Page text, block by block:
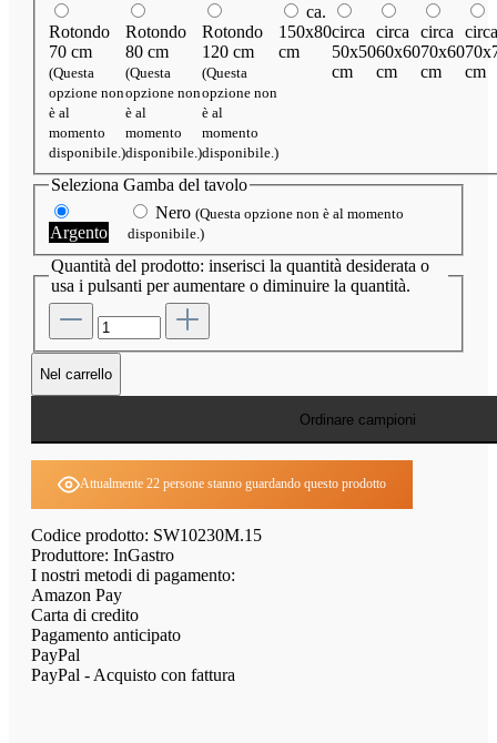
Rotondo
70 cm
(Questa
opzione non
è al
momento
disponibile.)
Rotondo
80 cm
(Questa
opzione non
è al
momento
disponibile.)
Rotondo
120 cm
(Questa
opzione non
è al
momento
disponibile.)
ca.
150x80
cm
circa
50x50
cm
circa
60x60
cm
circa
70x60
cm
circa
cm
Seleziona Gamba del tavolo
Argento
Nero(Questa opzione non è al momento
disponibile.)
Quantità del prodotto: inserisci la quantità desiderata o
usa i pulsanti per aumentare o diminuire la quantità.
Nel carrello
Ordinare campioni
Attualmente 22 persone stanno guardando questo prodotto
Codice prodotto: SW10230M.15
Produttore: InGastro
I nostri metodi di pagamento:
Amazon Pay
Carta di credito
Pagamento anticipato
PayPal
PayPal - Acquisto con fattura